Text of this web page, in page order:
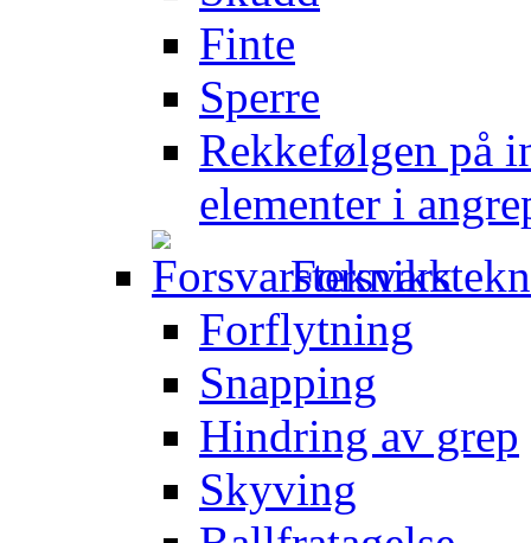
Finte
Sperre
Rekkefølgen på
elementer i
Forflytning
Snapping
Hindring av grep
Skyving